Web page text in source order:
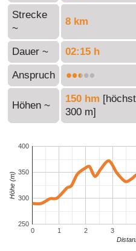
Strecke
~
8 km
Dauer ~ 02:15 h
Anspruch
Höhen ~
150 hm
300 m]
0 1 2 3
250
300
350
400
Höhe (m)